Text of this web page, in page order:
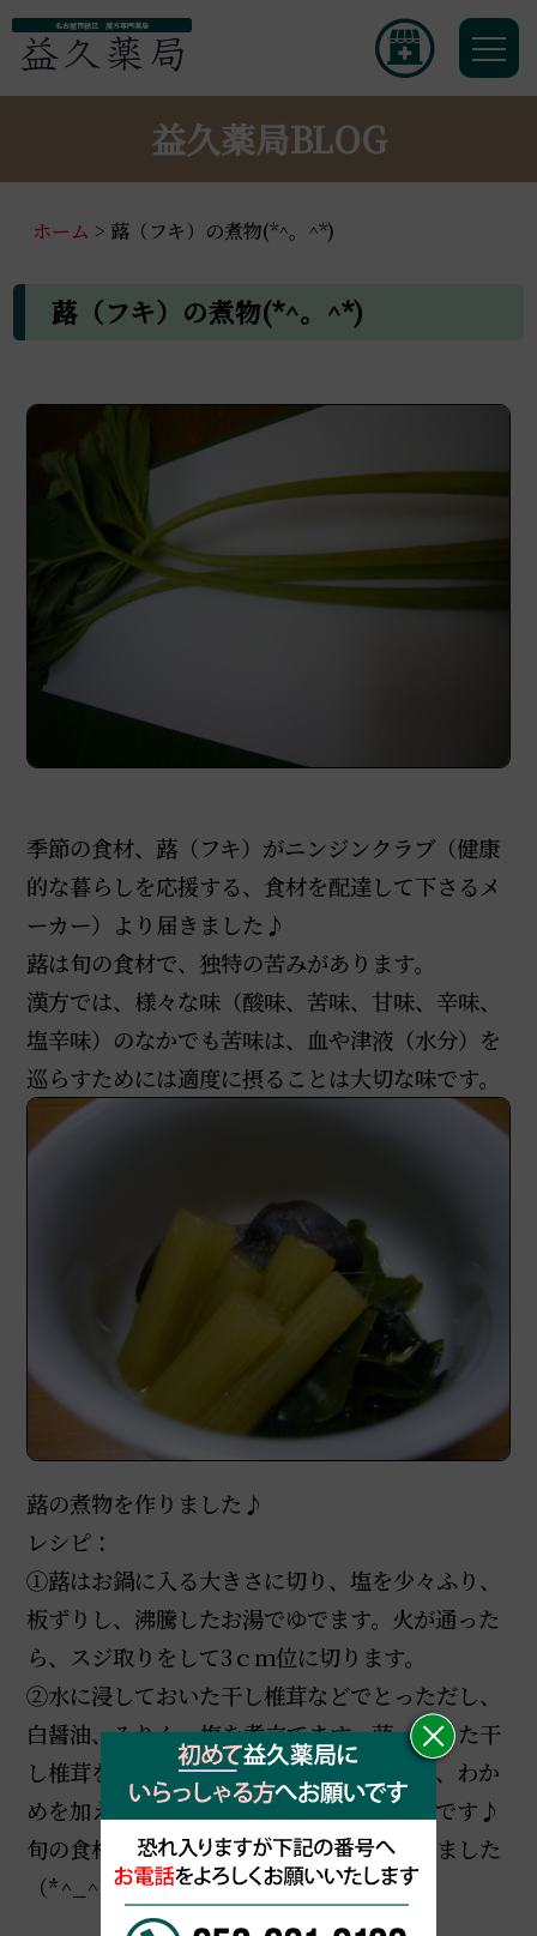
名古屋市緑区 漢方専門薬局
益久薬局BLOG
ホーム > 蕗（フキ）の煮物(*^。^*)
蕗（フキ）の煮物(*^。^*)
季節の食材、蕗（フキ）がニンジンクラブ（健康
的な暮らしを応援する、食材を配達して下さるメ
ーカー）より届きました♪
蕗は旬の食材で、独特の苦みがあります。
漢方では、様々な味（酸味、苦味、甘味、辛味、
塩辛味）のなかでも苦味は、血や津液（水分）を
巡らすためには適度に摂ることは大切な味です。
蕗の煮物を作りました♪
レシピ：
①蕗はお鍋に入る大きさに切り、塩を少々ふり、
板ずりし、沸騰したお湯でゆでます。火が通った
ら、スジ取りをして3ｃｍ位に切ります。
②水に浸しておいた干し椎茸などでとっただし、
白醤油、みりん、塩を煮立てます。蕗、戻した干
し椎茸を加えて煮ます。味が浸みてきたら、わか
めを加えます。煮汁が少しになったら完成です♪
旬の食材は香りもよく五感で春を感じられました
（*^_^*）